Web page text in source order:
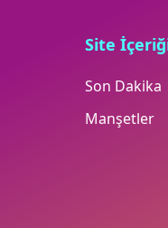
Site
Son Dakika
Manşetler